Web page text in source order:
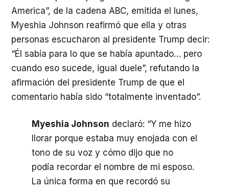
America”, de la cadena ABC, emitida el lunes,
Myeshia Johnson reafirmó que ella y otras
personas escucharon al presidente Trump decir:
“Él sabía para lo que se había apuntado… pero
cuando eso sucede, igual duele”, refutando la
afirmación del presidente Trump de que el
comentario había sido “totalmente inventado”.
Myeshia Johnson declaró: “Y me hizo
llorar porque estaba muy enojada con el
tono de su voz y cómo dijo que no
podía recordar el nombre de mi esposo.
La única forma en que recordó su